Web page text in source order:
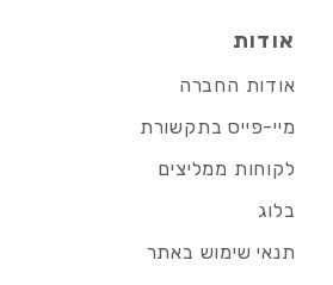
אודות
אודות החברה
מיי-פייס בתקשורת
לקוחות ממליצים
בלוג
תנאי שימוש באתר